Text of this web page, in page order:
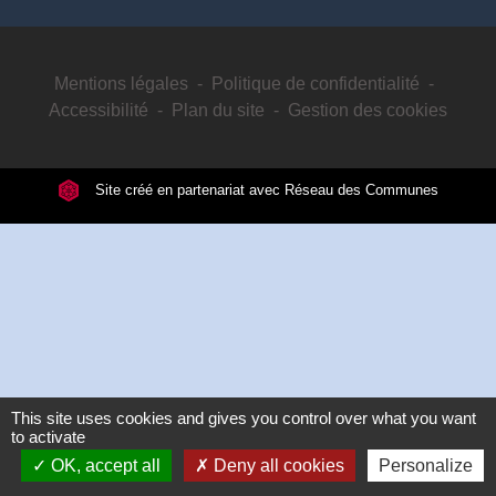
Mentions légales - Politique de confidentialité -
Accessibilité - Plan du site - Gestion des cookies
Site créé en partenariat avec Réseau des Communes
This site uses cookies and gives you control over what you want
to activate
OK, accept all
Deny all cookies Personalize